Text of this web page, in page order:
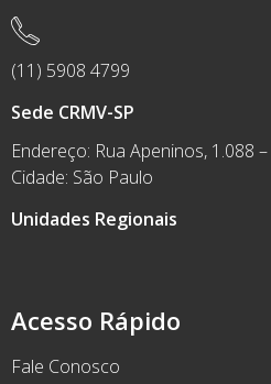
Acesso Rápido
Fale Conosco
(11) 5908 4799
Sede CRMV-SP
Endereço: Rua Apeninos, 1.088
Cidade: São Paulo
Unidades Regionais